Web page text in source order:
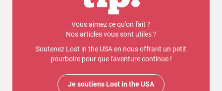
Vous aimez ce qu'on fait ?
Nos articles vous sont utiles ?
Soutenez Lost in the USA en nous offrant un petit
pourboire pour que l'aventure continue !
Je soutiens Lost in the USA